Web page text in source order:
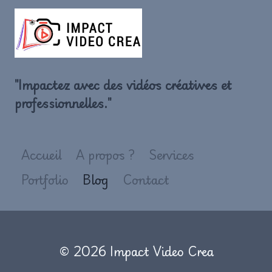
"Impactez avec des vidéos créatives et
professionnelles."
Accueil A propos ?
Services
Portfolio
Blog Contact
© 2026 Impact Video Crea